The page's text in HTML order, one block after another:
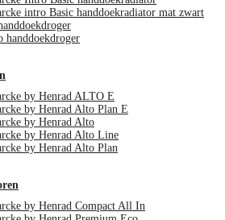
intro Basic handdoekradiator mat zwart
handdoekdroger
by Henrad ALTO E
by Henrad Alto Plan E
by Henrad Alto
by Henrad Alto Line
by Henrad Alto Plan
by Henrad Compact All In